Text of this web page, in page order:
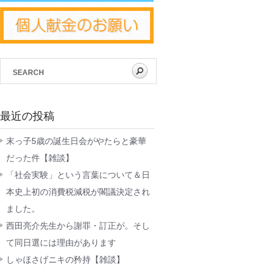
最近の投稿
末っ子5歳の誕生日会がやたらと豪華
だった件【雑談】
「社会実験」という言葉について＆日
本史上初の消費税減税が閣議決定され
ました。
西田亮介先生から謝罪・訂正が。そし
て同日選には理由があります
しゃほさげニキの矜持【雑談】